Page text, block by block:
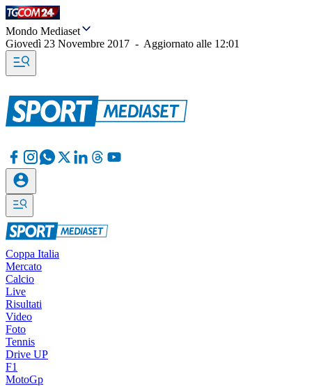
Mondo Mediaset
Giovedì 23 Novembre 2017 - Aggiornato alle 12:01
Coppa Italia
Mercato
Calcio
Live
Risultati
Video
Foto
Tennis
Drive UP
F1
MotoGp